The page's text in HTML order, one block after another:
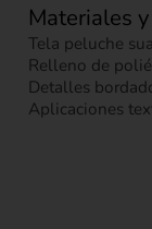
Materiales
Tela peluche
Relleno de
Detalles
Aplicaciones